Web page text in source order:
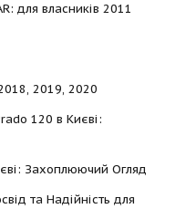
для власників 2011
2019, 2020
120 в Києві:
Захоплюючий Огляд
та Надійність для